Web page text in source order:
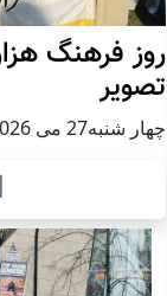
روز فرهنگ
تصویر
چهار شنبه27 می 2026